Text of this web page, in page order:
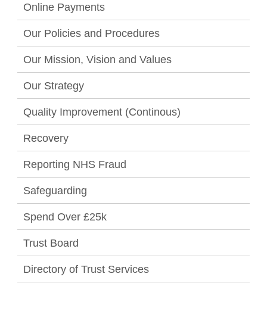
Online Payments
Our Policies and Procedures
Our Mission, Vision and Values
Our Strategy
Quality Improvement (Continous)
Recovery
Reporting NHS Fraud
Safeguarding
Spend Over £25k
Trust Board
Directory of Trust Services